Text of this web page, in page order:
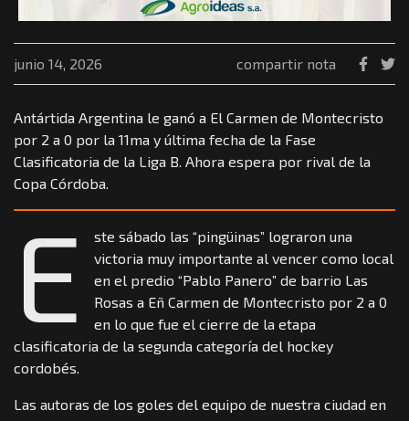
junio 14, 2026 compartir nota
Antártida Argentina le ganó a El Carmen de Montecristo
por 2 a 0 por la 11ma y última fecha de la Fase
Clasificatoria de la Liga B. Ahora espera por rival de la
Copa Córdoba.
E
ste sábado las “pingüinas” lograron una
victoria muy importante al vencer como local
en el predio “Pablo Panero” de barrio Las
Rosas a Eñ Carmen de Montecristo por 2 a 0
en lo que fue el cierre de la etapa
clasificatoria de la segunda categoría del hockey
cordobés.
Las autoras de los goles del equipo de nuestra ciudad en